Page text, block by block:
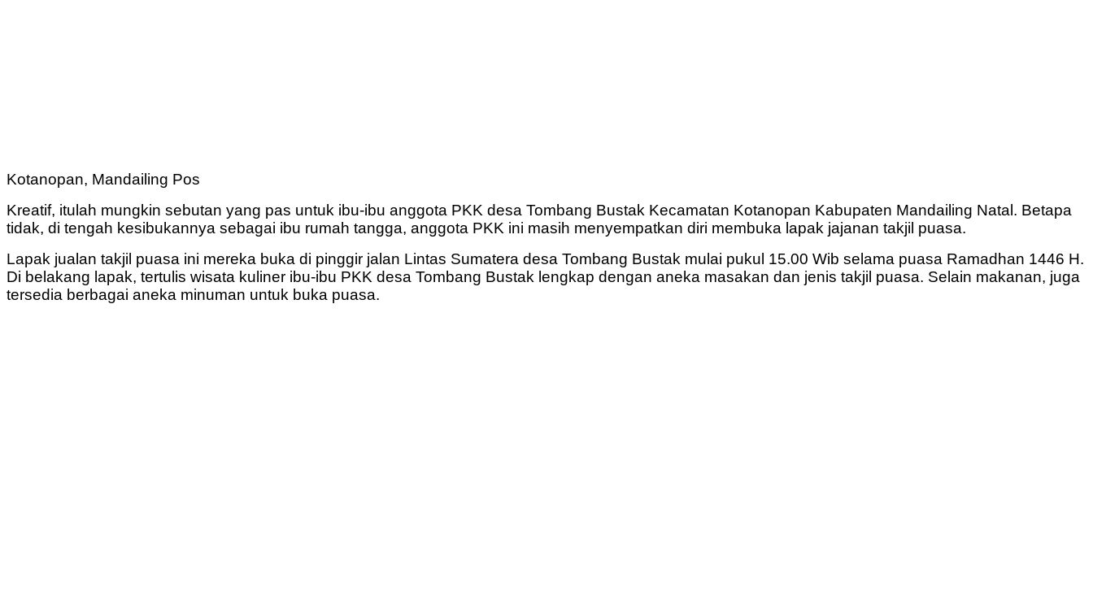
Kotanopan, Mandailing Pos
Kreatif, itulah mungkin sebutan yang pas untuk ibu-ibu anggota PKK desa Tombang Bustak Kecamatan Kotanopan Kabupaten Mandailing Natal. Betapa
tidak, di tengah kesibukannya sebagai ibu rumah tangga, anggota PKK ini masih menyempatkan diri membuka lapak jajanan takjil puasa.
Lapak jualan takjil puasa ini mereka buka di pinggir jalan Lintas Sumatera desa Tombang Bustak mulai pukul 15.00 Wib selama puasa Ramadhan 1446 H.
Di belakang lapak, tertulis wisata kuliner ibu-ibu PKK desa Tombang Bustak lengkap dengan aneka masakan dan jenis takjil puasa. Selain makanan, juga
tersedia berbagai aneka minuman untuk buka puasa.